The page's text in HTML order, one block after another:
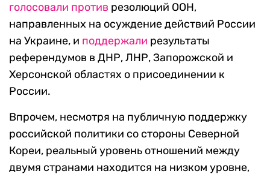
голосовали против резолюций ООН,
направленных на осуждение действий России
на Украине, и поддержали результаты
референдумов в ДНР, ЛНР, Запорожской и
Херсонской областях о присоединении к
России.
Впрочем, несмотря на публичную поддержку
российской политики со стороны Северной
Кореи, реальный уровень отношений между
двумя странами находится на низком уровне,